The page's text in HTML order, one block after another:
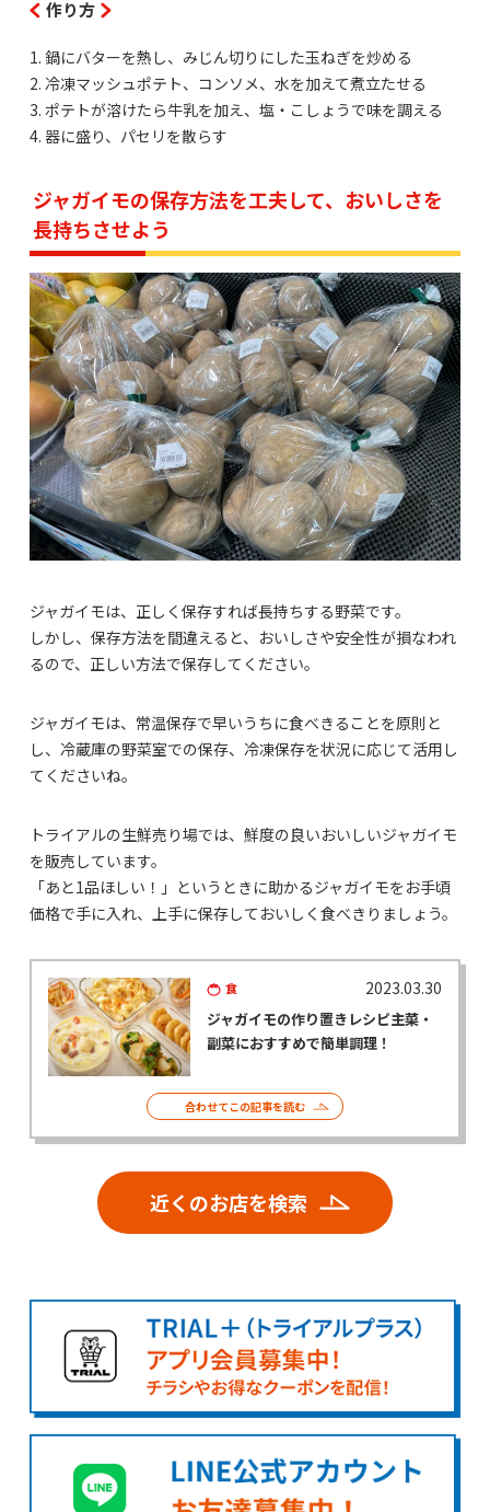
作り方
1. 鍋にバターを熱し、みじん切りにした玉ねぎを炒める
2. 冷凍マッシュポテト、コンソメ、水を加えて煮立たせる
3. ポテトが溶けたら牛乳を加え、塩・こしょうで味を調える
4. 器に盛り、パセリを散らす
ジャガイモの保存方法を工夫して、おいしさを
長持ちさせよう
ジャガイモは、正しく保存すれば長持ちする野菜です。
しかし、保存方法を間違えると、おいしさや安全性が損なわれ
るので、正しい方法で保存してください。
ジャガイモは、常温保存で早いうちに食べきることを原則と
し、冷蔵庫の野菜室での保存、冷凍保存を状況に応じて活用し
てくださいね。
トライアルの生鮮売り場では、鮮度の良いおいしいジャガイモ
を販売しています。
「あと1品ほしい！」というときに助かるジャガイモをお手頃
価格で手に入れ、上手に保存しておいしく食べきりましょう。
食 2023.03.30
ジャガイモの作り置きレシピ――主菜・
副菜におすすめで簡単調理！
合わせてこの記事を読む
近くのお店を検索